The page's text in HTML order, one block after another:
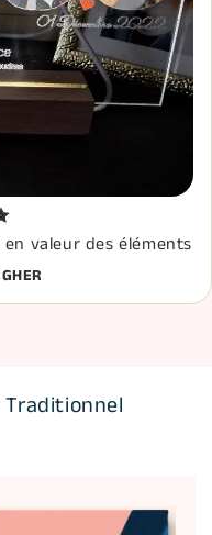
valeur des éléments
Traditionnel